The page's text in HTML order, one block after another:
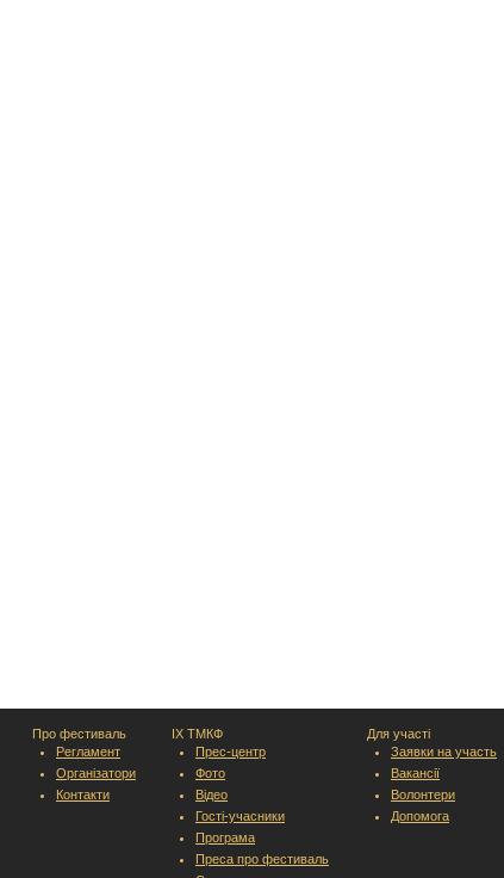
Про фестиваль
Регламент
Організатори
Контакти
IX ТМКФ
Прес-центр
Фото
Відео
Гості-учасники
Програма
Преса про фестиваль
Для участі
Заявки на участь
Вакансії
Волонтери
Допомога